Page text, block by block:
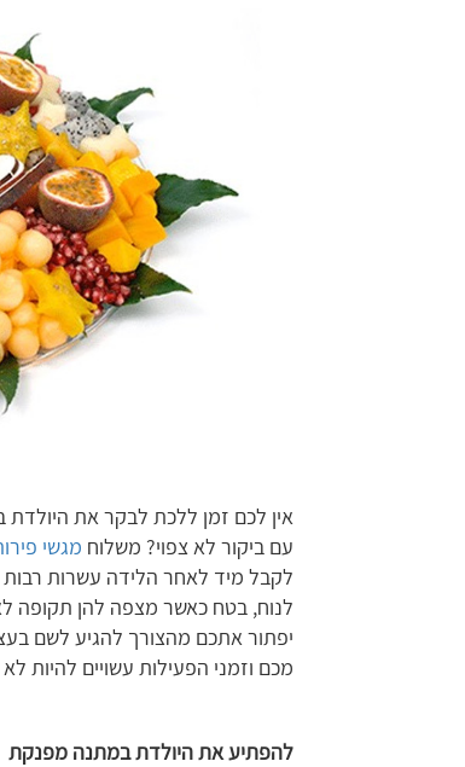
אין לכם זמן ללכת לבקר את
עם ביקור לא צפוי? משלוח מגשי
לקבל מיד לאחר הלידה עשרות רבות
לנוח, בטח כאשר מצפה להן תקופה
יפתור אתכם מהצורך להגיע לשם
מכם וזמני הפעילות עשויים להיות לא
להפתיע את היולדת במתנה מפנקת